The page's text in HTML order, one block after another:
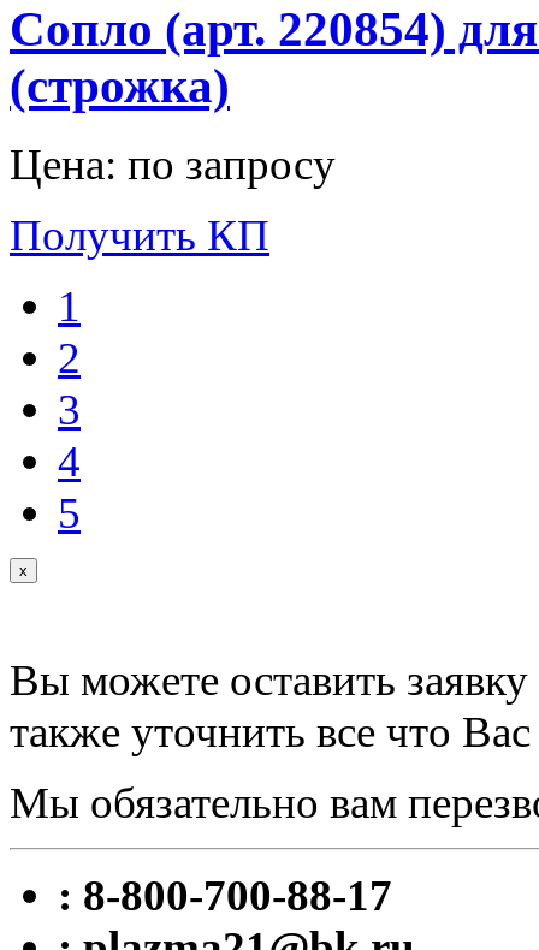
Сопло (арт. 220854)
(строжка)
Цена: по запросу
Получить КП
1
2
3
4
5
x
Вы можете оставить
также уточнить все что Вас
Мы обязательно вам
: 8-800-700-88-17